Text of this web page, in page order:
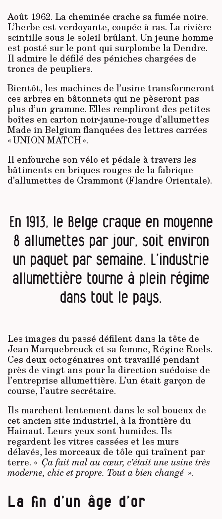
Août 1962. La cheminée crache sa fumée noire.
L’herbe est verdoyante, coupée à ras. La rivière
scintille sous le soleil brûlant. Un jeune homme
est posté sur le pont qui surplombe la Dendre.
Il admire le défilé des péniches chargées de
troncs de peupliers.
Bientôt, les machines de l’usine transformeront
ces arbres en bâtonnets qui ne pèseront pas
plus d’un gramme. Elles rempliront des petites
boîtes en carton noir-jaune-rouge d’allumettes
Made in Belgium flanquées des lettres carrées
« UNION MATCH ».
Il enfourche son vélo et pédale à travers les
bâtiments en briques rouges de la fabrique
d’allumettes de Grammont (Flandre Orientale).
En 1913, le Belge craque en moyenne
8 allumettes par jour, soit environ
un paquet par semaine. L’industrie
allumettière tourne à plein régime
dans tout le pays.
Les images du passé défilent dans la tête de
Jean Marquebreuck et sa femme, Régine Roels.
Ces deux octogénaires ont travaillé pendant
près de vingt ans pour la direction suédoise de
l’entreprise allumettière. L’un était garçon de
course, l’autre secrétaire.
Ils marchent lentement dans le sol boueux de
cet ancien site industriel, à la frontière du
Hainaut. Leurs yeux sont humides. Ils
regardent les vitres cassées et les murs
délavés, les morceaux de tôle qui traînent par
terre. « Ça fait mal au cœur, c’était une usine très
moderne, chicet propre. Tout a bien changé ».
La fin d’un âge d’or